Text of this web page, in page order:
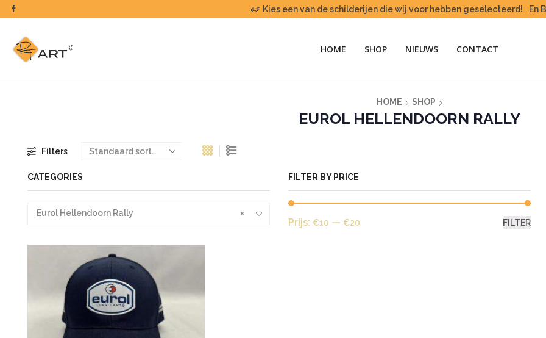
Kies een van de schilderijen die wij voor hebben geselecteerd! En
HOME SHOP NIEUWS CONTACT
HOME SHOP
EUROL HELLENDOORN RALLY
Filters
CATEGORIES
×
Eurol Hellendoorn Rally
FILTER BY PRICE
Min.
Max.
FILTER
Prijs: €10 — €20